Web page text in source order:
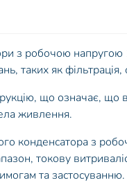
з робочою
таких як фільтрація,
що означає, що
живлення.
конденсатора з
токову
та застосуванню.